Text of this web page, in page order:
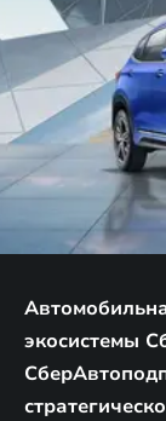
экосистемы